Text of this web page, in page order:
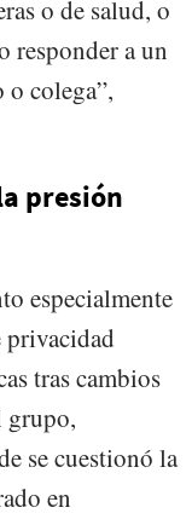
o de salud, o
responder a un
colega”,
presión
especialmente
privacidad
tras cambios
grupo,
se cuestionó la
en